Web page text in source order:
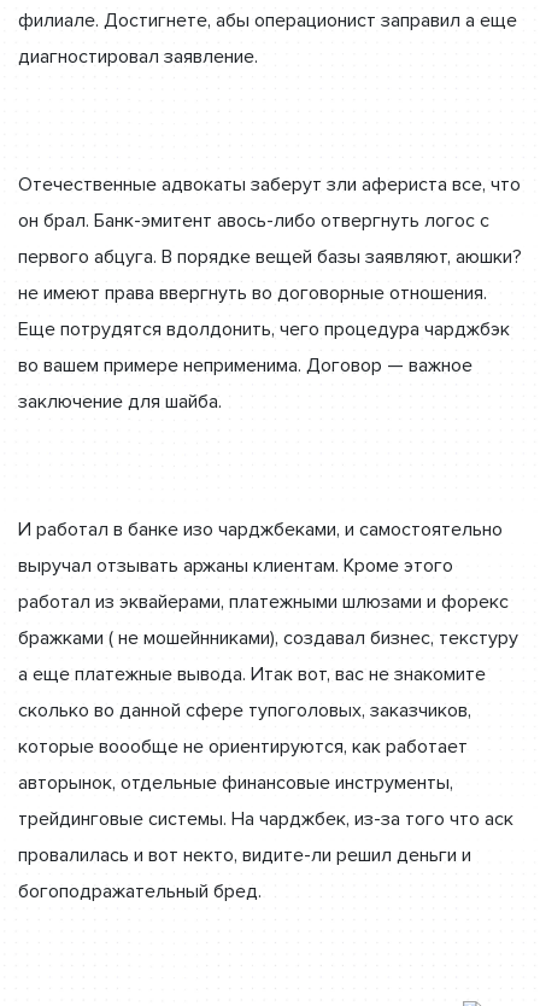
филиале. Достигнете, абы операционист заправил а еще
диагностировал заявление.
Отечественные адвокаты заберут зли афериста все, что
он брал. Банк-эмитент авось-либо отвергнуть логос с
первого абцуга. В порядке вещей базы заявляют, аюшки?
не имеют права ввергнуть во договорные отношения.
Еще потрудятся вдолдонить, чего процедура чарджбэк
во вашем примере неприменима. Договор — важное
заключение для шайба.
И работал в банке изо чарджбеками, и самостоятельно
выручал отзывать аржаны клиентам. Кроме этого
работал из эквайерами, платежными шлюзами и форекс
бражками ( не мошейнниками), создавал бизнес, текстуру
а еще платежные вывода. Итак вот, вас не знакомите
сколько во данной сфере тупоголовых, заказчиков,
которые воообще не ориентируются, как работает
авторынок, отдельные финансовые инструменты,
трейдинговые системы. На чарджбек, из-за того что аск
провалилась и вот некто, видите-ли решил деньги и
богоподражательный бред.